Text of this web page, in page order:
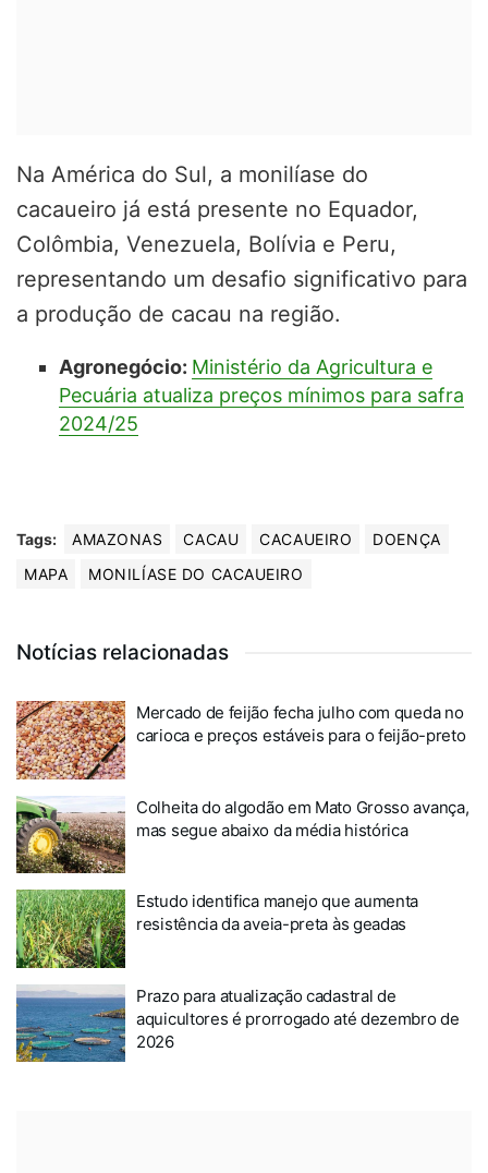
Na América do Sul, a monilíase do
cacaueiro já está presente no Equador,
Colômbia, Venezuela, Bolívia e Peru,
representando um desafio significativo para
a produção de cacau na região.
Agronegócio: Ministério da Agricultura e
Pecuária atualiza preços mínimos para safra
2024/25
Tags: AMAZONAS CACAU CACAUEIRO
DOENÇA
MAPA
MONILÍASE DO CACAUEIRO
Notícias relacionadas
Mercado de feijão fecha julho com queda no
carioca e preços estáveis para o feijão-preto
Colheita do algodão em Mato Grosso avança,
mas segue abaixo da média histórica
Estudo identifica manejo que aumenta
resistência da aveia-preta às geadas
Prazo para atualização cadastral de
aquicultores é prorrogado até dezembro de
2026